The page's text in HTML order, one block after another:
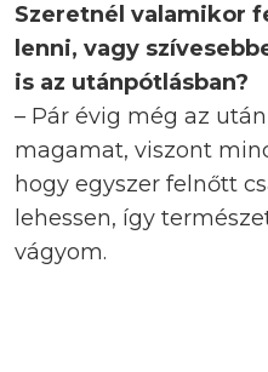
Szeretnél valamikor
lenni, vagy
is az utánpótlásban?
– Pár évig még az
magamat, viszont
hogy egyszer felnőtt
lehessen, így
vágyom.